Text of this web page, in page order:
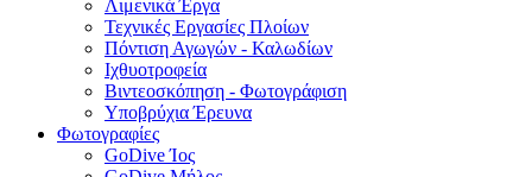
Λιμενικά Έργα
Τεχνικές Εργασίες Πλοίων
Πόντιση Αγωγών - Καλωδίων
Ιχθυοτροφεία
Βιντεοσκόπηση - Φωτογράφιση
Υποβρύχια Έρευνα
Φωτογραφίες
GoDive Ίος